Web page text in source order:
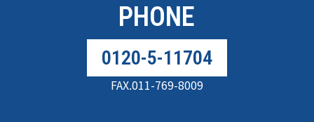
PHONE
0120-5-11704
FAX.011-769-8009